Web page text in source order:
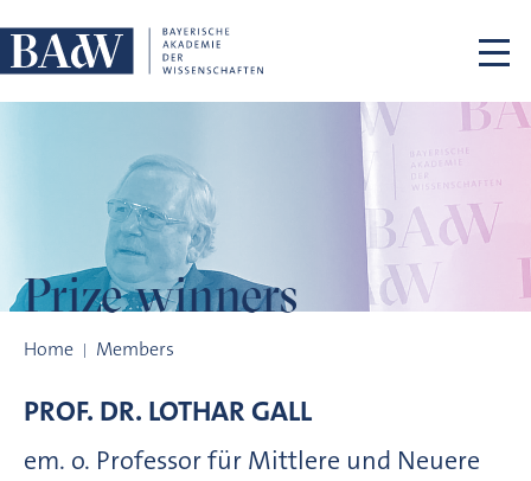
Prize winners
Home Members
PROF. DR. LOTHARGALL
em. o. Professor für Mittlere und Neuere